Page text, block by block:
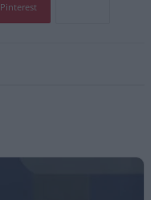
Pinterest